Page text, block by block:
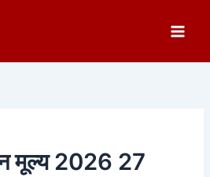
मूल्य 2026 27